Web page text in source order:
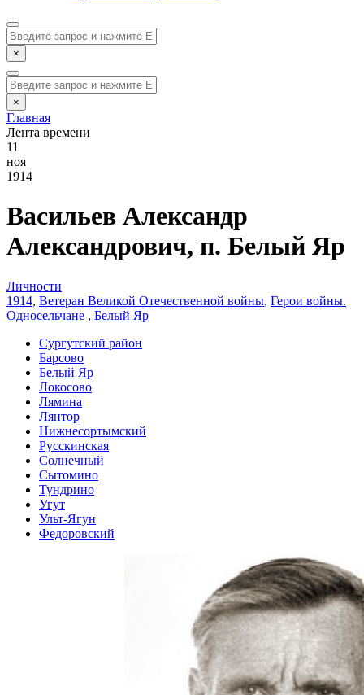
×
×
Главная
Лента времени
11
ноя
1914
Васильев Александр
Александрович, п. Белый Яр
Личности
1914, Ветеран Великой Отечественной войны, Герои войны.
Односельчане , Белый Яр
Сургутский район
Барсово
Белый Яр
Локосово
Лямина
Лянтор
Нижнесортымский
Русскинская
Солнечный
Сытомино
Тундрино
Угут
Ульт-Ягун
Федоровский